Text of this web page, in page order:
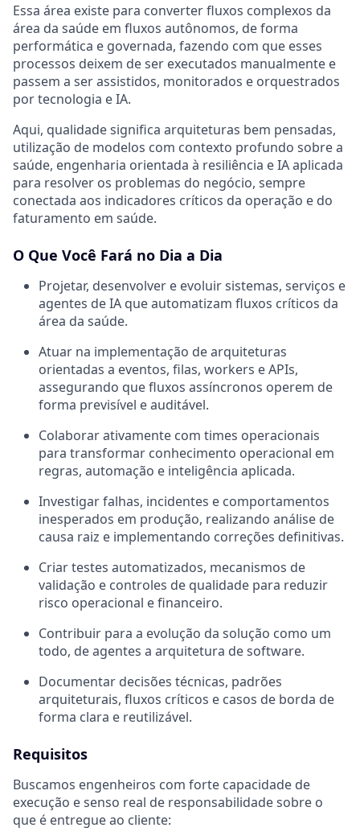
Essa área existe para converter fluxos complexos da
área da saúde em fluxos autônomos, de forma
performática e governada, fazendo com que esses
processos deixem de ser executados manualmente e
passem a ser assistidos, monitorados e orquestrados
por tecnologia e IA.
Aqui, qualidade significa arquiteturas bem pensadas,
utilização de modelos com contexto profundo sobre a
saúde, engenharia orientada à resiliência e IA aplicada
para resolver os problemas do negócio, sempre
conectada aos indicadores críticos da operação e do
faturamento em saúde.
O Que Você Fará no Dia a Dia
Projetar, desenvolver e evoluir sistemas, serviços e
agentes de IA que automatizam fluxos críticos da
área da saúde.
Atuar na implementação de arquiteturas
orientadas a eventos, filas, workers e APIs,
assegurando que fluxos assíncronos operem de
forma previsível e auditável.
Colaborar ativamente com times operacionais
para transformar conhecimento operacional em
regras, automação e inteligência aplicada.
Investigar falhas, incidentes e comportamentos
inesperados em produção, realizando análise de
causa raiz e implementando correções definitivas.
Criar testes automatizados, mecanismos de
validação e controles de qualidade para reduzir
risco operacional e financeiro.
Contribuir para a evolução da solução como um
todo, de agentes a arquitetura de software.
Documentar decisões técnicas, padrões
arquiteturais, fluxos críticos e casos de borda de
forma clara e reutilizável.
Requisitos
Buscamos engenheiros com forte capacidade de
execução e senso real de responsabilidade sobre o
que é entregue ao cliente: